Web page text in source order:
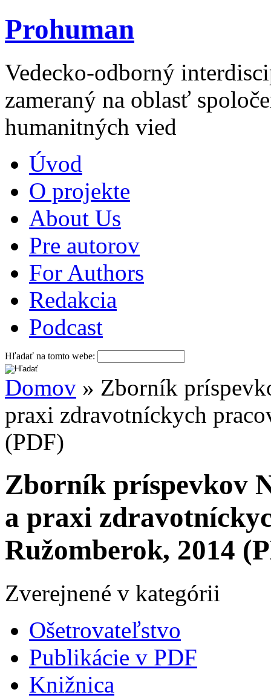
Prohuman
Vedecko-odborný
zameraný na oblasť
humanitných vied
Úvod
O projekte
About Us
Pre autorov
For Authors
Redakcia
Podcast
Hľadať na tomto webe:
Domov » Zborník
praxi zdravotníckych
(PDF)
Zborník príspevkov
a praxi
Ružomberok, 2014
Zverejnené v kategórii
Ošetrovateľstvo
Publikácie v PDF
Knižnica